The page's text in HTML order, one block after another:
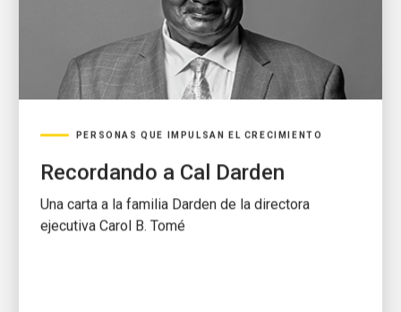
PERSONAS QUE IMPULSAN EL CRECIMIENTO
Recordando a Cal Darden
Una carta a la familia Darden de la directora
ejecutiva Carol B. Tomé